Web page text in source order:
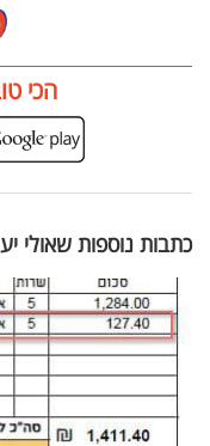
הכי
כתבות נוספות שאולי